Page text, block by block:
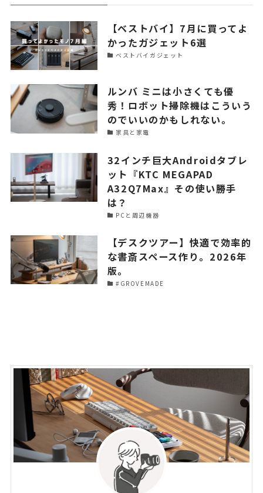
【ベストバイ】7月に買ってよ
かったガジェット6選
ベストバイガジェット
ルンバ ミニは小さくても優
秀！ロボット掃除機はこういう
のでいいのかもしれない。
家具と家電
32インチ巨大Androidタブレ
ット『KTC MEGAPAD
A32Q7Max』その使い勝手
は？
PCと周辺機器
【デスクツアー】快適で効率的
な書斎スペース作り。2026年
版。
#GROVEMADE